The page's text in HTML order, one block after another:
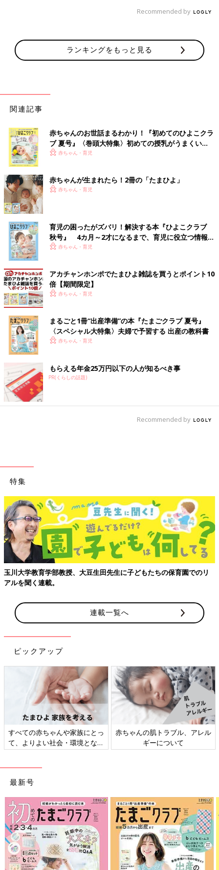
Recommended by
ランキングをもっと見る
関連記事
赤ちゃんのお世話まるわかり！『初めてのひよこクラ
ブ 夏号』〈巻頭大特集〉初めての授乳がうまくい
く！ おっぱい・ミルクの基本と夏のトラブル 解決テ
赤ちゃん・育児
赤ちゃんが生まれたら！2冊の「たまひよ」
赤ちゃん・育児
育児の困ったがズバリ！解決する本『ひよこクラブ
秋号』 4カ月～2才になるまで、育児に役立つ情報が
いっぱい！
赤ちゃん・育児
アカチャンホンポでたまひよ雑誌を買うとポイント10
倍【期間限定】
赤ちゃん・育児
まるごと1冊“出産準備”の本『たまごクラブ 夏号』
〈スペシャル大特集〉夫婦で予習する 出産の教科書
赤ちゃん・育児
もらえる年金25万円以下の人が知るべき事
PR(くらしの話題)
Recommended by
特集
玉川大学教育学部教授、大豆生田先生に子どもたちの保育園でのリ
アルを聞く連載。
連載一覧へ
ピックアップ
すべての赤ちゃんや家族にとっ
て、よりよい社会・環境となる
ことをめざしてさまざまな課題
赤ちゃんの肌トラブル、アレル
ギーについて
最新号